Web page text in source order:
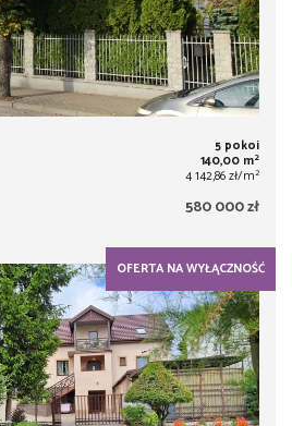
5 pokoi
140,00 m2
4 142,86 zł/m2
580 000 zł
OFERTA NA WYŁĄCZNOŚĆ